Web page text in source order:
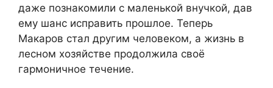
даже познакомили с маленькой внучкой, дав
ему шанс исправить прошлое. Теперь
Макаров стал другим человеком, а жизнь в
лесном хозяйстве продолжила своё
гармоничное течение.